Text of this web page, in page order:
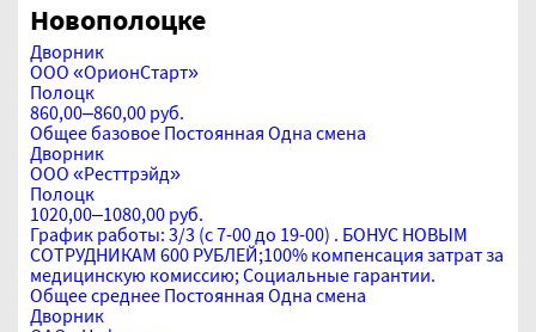
Новополоцке
Дворник
ООО «ОрионСтарт»
Полоцк
860,00–860,00 руб.
Общее базовое Постоянная Одна смена
Дворник
ООО «Ресттрэйд»
Полоцк
1020,00–1080,00 руб.
График работы: 3/3 (с 7-00 до 19-00) . БОНУС НОВЫМ
СОТРУДНИКАМ 600 РУБЛЕЙ;100% компенсация затрат за
медицинскую комиссию; Социальные гарантии.
Общее среднее Постоянная Одна смена
Дворник